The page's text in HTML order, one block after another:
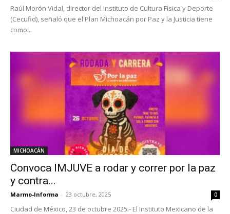
Raúl Morón Vidal, director del Instituto de Cultura Física y Deporte
(Cecufid), señaló que el Plan Michoacán por Paz y la Justicia tiene
como...
MICHOACÁN
Convoca IMJUVE a rodar y correr por la paz
y contra...
Marmo-Informa - 23 octubre, 2025 0
Ciudad de México, 23 de octubre 2025.- El Instituto Mexicano de la